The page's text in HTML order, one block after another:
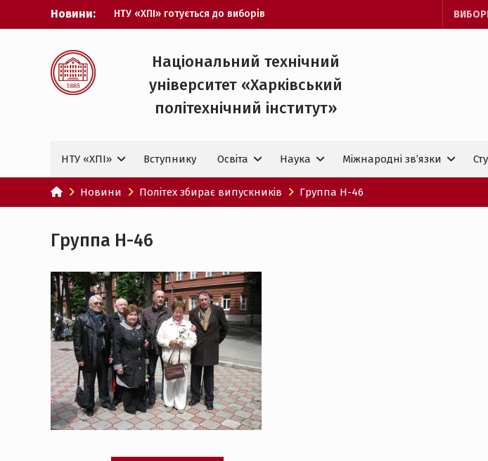
Новини:
НТУ «ХПІ» готується до виборів
ректора
Всеукраїнський фестиваль «Червона
ХПІ уклав угоду про партнерство з
ДержНДІ технологій кібербезпеки
Випускник ХПІ став
У Верховній Раді за участю ХПІ
обговорили перспективи українсько-
іспанського технологічного
партнерства
Національний технічний
університет «Харківський
політехнічний iнститут»
НТУ «ХПІ» Вступнику Освіта Наука Міжнародні зв’язки
Новини Політех збирає випускників Группа Н-46
Группа Н-46